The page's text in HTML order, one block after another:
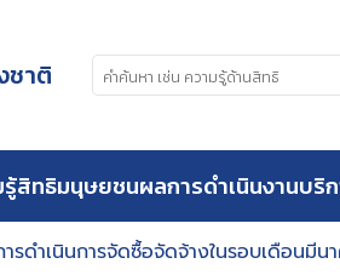
ชาติ
สิทธิมนุษยชนผลการดำเนินงานบริ
รดำเนินการจัดซื้อจัดจ้างในรอบเดือนมีน